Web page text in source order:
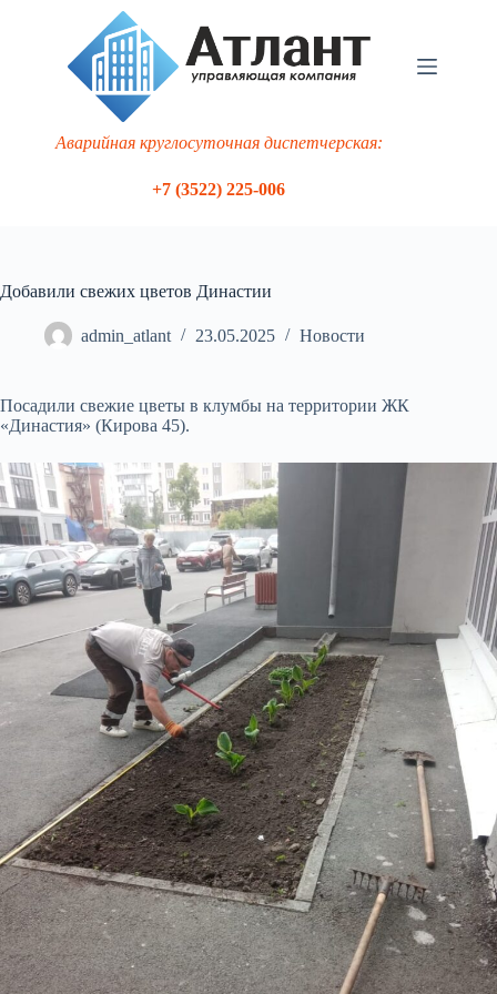
Аварийная круглосуточная диспетчерская:
+7 (3522) 225-006
Добавили свежих цветов Династии
admin_atlant 23.05.2025 Новости
Посадили свежие цветы в клумбы на территории ЖК
«Династия» (Кирова 45).